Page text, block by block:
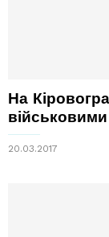
На
військовими
20.03.2017